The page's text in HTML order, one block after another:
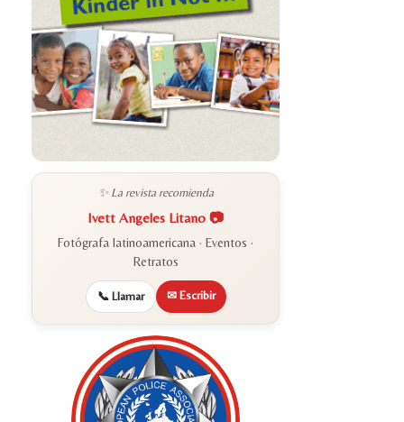
✨ La revista recomienda
Ivett Angeles Litano 📷
Fotógrafa latinoamericana · Eventos ·
Retratos
📞 Llamar ✉ Escribir